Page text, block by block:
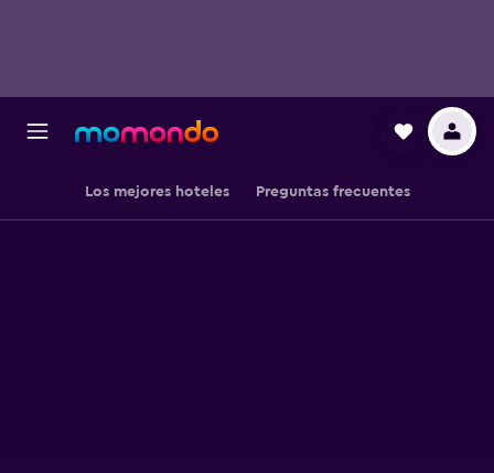
Los mejores hoteles Preguntas frecuentes